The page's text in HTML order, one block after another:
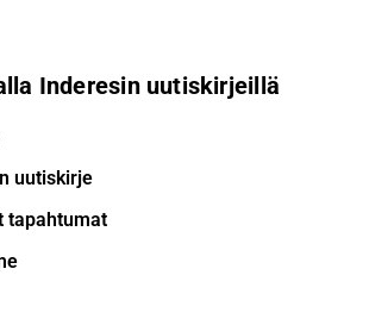
Inderesin uutiskirjeillä
uutiskirje
tapahtumat